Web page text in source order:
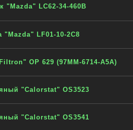
"Mazda" LC62-34-460B
"Mazda" LF01-10-2C8
OP 629 (97MM-6714-A5A)
"Calorstat" OS3523
"Calorstat" OS3541